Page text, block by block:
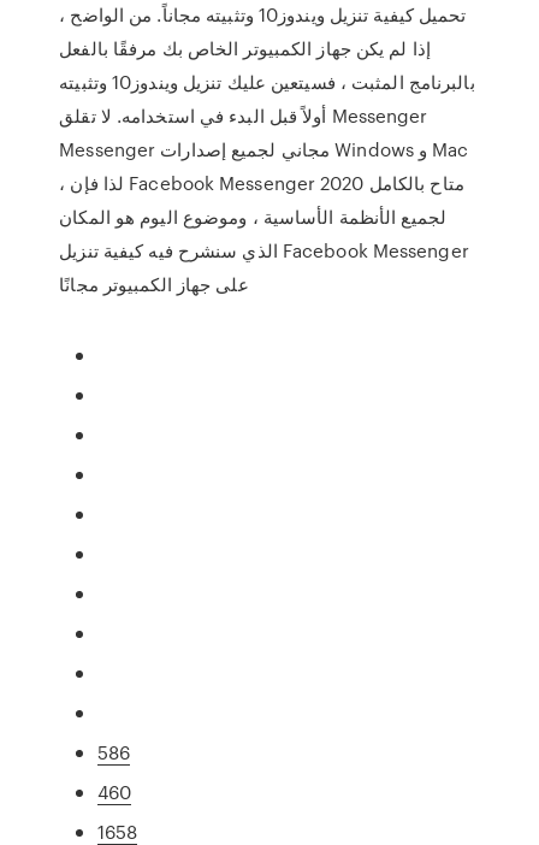
تحميل كيفية تنزيل ويندوز10 وتثبيته مجاناً. من الواضح ،
إذا لم يكن جهاز الكمبيوتر الخاص بك مرفقًا بالفعل
بالبرنامج المثبت ، فسيتعين عليك تنزيل ويندوز10 وتثبيته
أولاً قبل البدء في استخدامه. لا تقلق Messenger
Messenger مجاني لجميع إصدارات Windows و Mac
، لذا فإن Facebook Messenger 2020 متاح بالكامل
لجميع الأنظمة الأساسية ، وموضوع اليوم هو المكان
الذي سنشرح فيه كيفية تنزيل Facebook Messenger
على جهاز الكمبيوتر مجانًا
586
460
1658